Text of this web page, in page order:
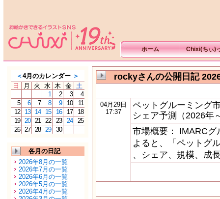
ホーム Chixi(ちぃ)
＜4月のカレンダー ＞
日
月 火 水 木 金 土
1
2 3
4
5
6 7 8 9 10
11
12
13 14 15 16 17
18
19 20 21 22 23 24
25
26 27 28 29 30
各月の日記
2026年8月の一覧
2026年7月の一覧
2026年6月の一覧
2026年5月の一覧
2026年4月の一覧
rockyさんの公開日記
04月29日
17:37
ペットグルーミング
シェア予測（2026年
市場概要： IMARC
よると、「ペットグ
、シェア、規模、成